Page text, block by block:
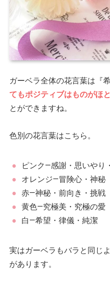
ガーベラ全体の花言葉は『
てもポジティブはものがほと
とができますね。
色別の花言葉はこちら。
ピンク―感謝・思いやり
オレンジ―冒険心・神秘
赤―神秘・前向き・挑戦
黄色―究極美・究極の愛
白―希望・律儀・純潔
実はガーベラもバラと同じ
があります。